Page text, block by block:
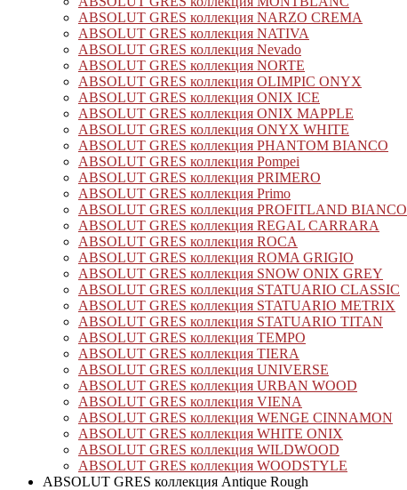
ABSOLUT GRES коллекция NARZO CREMA
ABSOLUT GRES коллекция NATIVA
ABSOLUT GRES коллекция Nevado
ABSOLUT GRES коллекция NORTE
ABSOLUT GRES коллекция OLIMPIC ONYX
ABSOLUT GRES коллекция ONIX ICE
ABSOLUT GRES коллекция ONIX MAPPLE
ABSOLUT GRES коллекция ONYX WHITE
ABSOLUT GRES коллекция PHANTOM BIANCO
ABSOLUT GRES коллекция Pompei
ABSOLUT GRES коллекция PRIMERO
ABSOLUT GRES коллекция Primo
ABSOLUT GRES коллекция PROFITLAND BIANCO
ABSOLUT GRES коллекция REGAL CARRARA
ABSOLUT GRES коллекция ROCA
ABSOLUT GRES коллекция ROMA GRIGIO
ABSOLUT GRES коллекция SNOW ONIX GREY
ABSOLUT GRES коллекция STATUARIO CLASSIC
ABSOLUT GRES коллекция STATUARIO METRIX
ABSOLUT GRES коллекция STATUARIO TITAN
ABSOLUT GRES коллекция TEMPO
ABSOLUT GRES коллекция TIERA
ABSOLUT GRES коллекция UNIVERSE
ABSOLUT GRES коллекция URBAN WOOD
ABSOLUT GRES коллекция VIENA
ABSOLUT GRES коллекция WENGE CINNAMON
ABSOLUT GRES коллекция WHITE ONIX
ABSOLUT GRES коллекция WILDWOOD
ABSOLUT GRES коллекция WOODSTYLE
ABSOLUT GRES коллекция Antique Rough